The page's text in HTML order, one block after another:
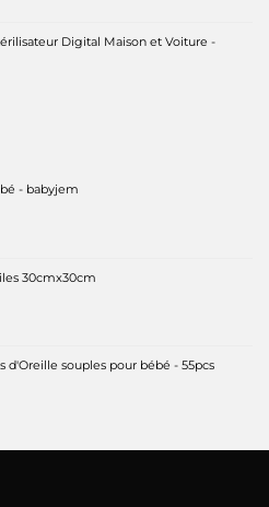
Digital Maison et Voiture -
- babyjem
30cmx30cm
d'Oreille souples pour bébé - 55pcs